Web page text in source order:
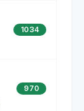
1034
970